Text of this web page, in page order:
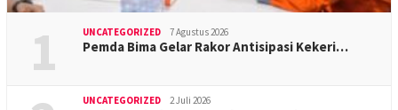
1 UNCATEGORIZED 7 Agustus 2026
Pemda Bima Gelar Rakor Antisipasi Kekeri…
UNCATEGORIZED 2 Juli 2026